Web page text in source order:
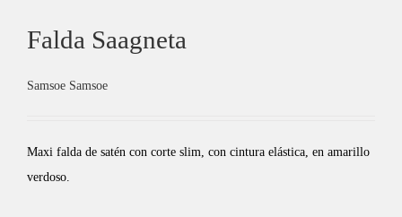
Falda Saagneta
Samsoe Samsoe
Maxi falda de satén con corte slim, con cintura elástica, en amarillo
verdoso.